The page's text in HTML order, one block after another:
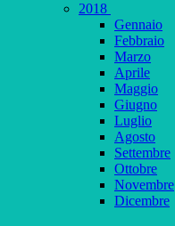
2018
Gennaio
Febbraio
Marzo
Aprile
Maggio
Giugno
Luglio
Agosto
Settembre
Ottobre
Novembre
Dicembre